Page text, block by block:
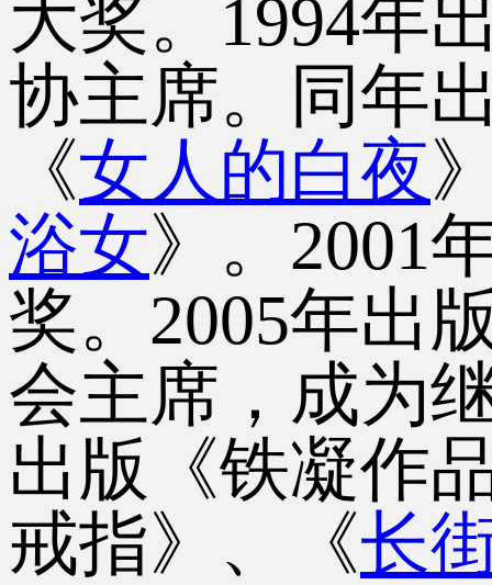
大奖。1994年
协主席。同年
《女人的白夜
浴女》。 2001
奖。 2005年出
会主席，成为
出版《铁凝作
戒指》、《长